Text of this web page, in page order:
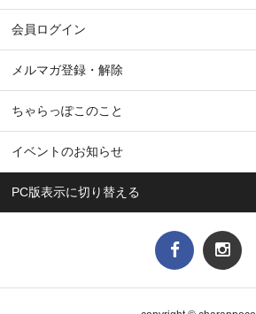
会員ログイン
メルマガ登録・解除
ちゃらっぽこのこと
イベントのお知らせ
PC版表示に切り替える